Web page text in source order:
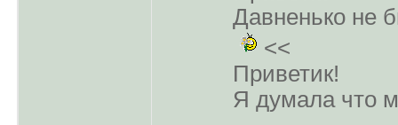
Давненько не
<<
Приветик!
Я думала что